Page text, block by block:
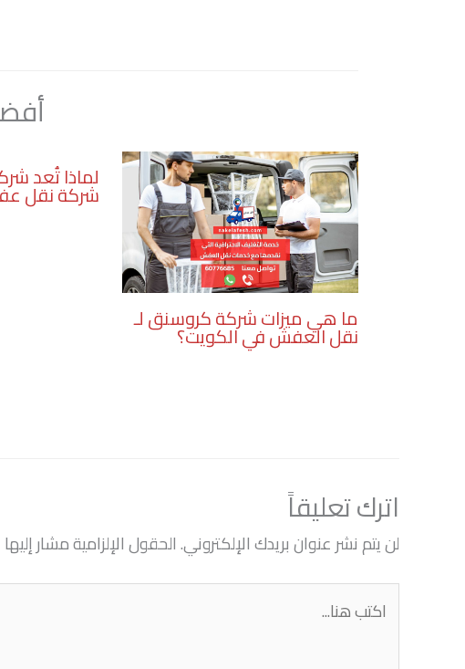
ما هي ميزات شركة كروسنق لـ
نقل العفش في الكويت؟
لماذا تُعد
شركة نقل
اترك تعليقاً
لن يتم نشر عنوان بريدك الإلكتروني.الحقول الإلزامية مشار إليها
اكتب
هنا...